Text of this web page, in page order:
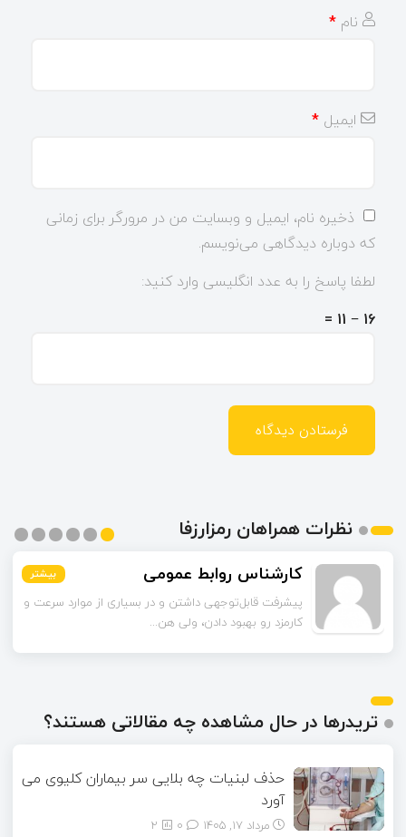
نام *
ایمیل *
ذخیره نام، ایمیل و وبسایت من در مرورگر برای زمانی
که دوباره دیدگاهی می‌نویسم.
لطفا پاسخ را به عدد انگلیسی وارد کنید:
16 − 11 =
نظرات همراهان رمزارزفا
بیشتر محمدی بیشتر
راهکارهای لایه دوم رو به‌عنوان راه‌حل گفتین. این شبکه‌ها
چقدر تونستن مشکل مقیاس‌...
بیشتر
بیشتر
بیشتر
بیشتر
تریدرها در حال مشاهده چه مقالاتی هستند؟
حذف لبنیات چه بلایی سر بیماران کلیوی می
آورد
مرداد ۱۷, ۱۴۰۵ 2